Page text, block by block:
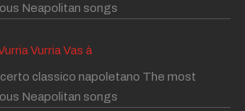
Neapolitan songs
Vurria Vas à
classico napoletano The most
Neapolitan songs